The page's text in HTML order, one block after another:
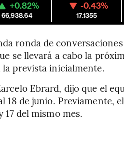
+0.82%
66,938.64
-0.43%
17.1355
ronda de
se llevará a cabo la
prevista inicialmente.
Ebrard, dijo que el
18 de junio. Previamente,
17 del mismo mes.